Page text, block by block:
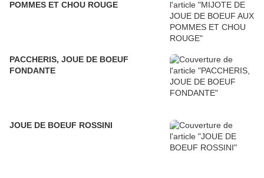
POMMES ET CHOU ROUGE
PACCHERIS, JOUE DE BOEUF
FONDANTE
JOUE DE BOEUF ROSSINI